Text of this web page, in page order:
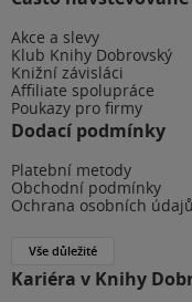
Akce a slevy
Klub Knihy Dobrovský
Knižní závisláci
Affiliate spolupráce
Poukazy pro firmy
Dodací podmínky
Platební metody
Obchodní podmínky
Ochrana osobních údajů
Vše důležité
Kariéra v Knihy